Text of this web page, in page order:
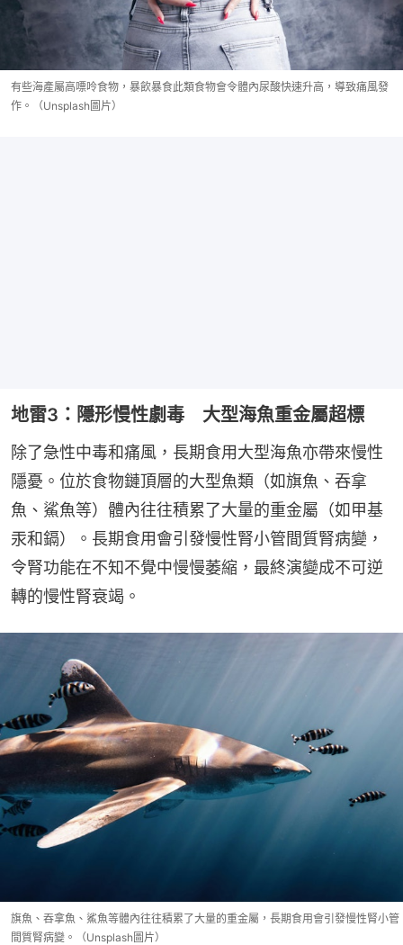
有些海產屬高嘌呤食物，暴飲暴食此類食物會令體內尿酸快速升高，導致痛風發
作。（Unsplash圖片）
地雷3：隱形慢性劇毒 大型海魚重金屬超標
除了急性中毒和痛風，長期食用大型海魚亦帶來慢性
隱憂。位於食物鏈頂層的大型魚類（如旗魚、吞拿
魚、鯊魚等）體內往往積累了大量的重金屬（如甲基
汞和鎘）。長期食用會引發慢性腎小管間質腎病變，
令腎功能在不知不覺中慢慢萎縮，最終演變成不可逆
轉的慢性腎衰竭。
旗魚、吞拿魚、鯊魚等體內往往積累了大量的重金屬，長期食用會引發慢性腎小管
間質腎病變。（Unsplash圖片）